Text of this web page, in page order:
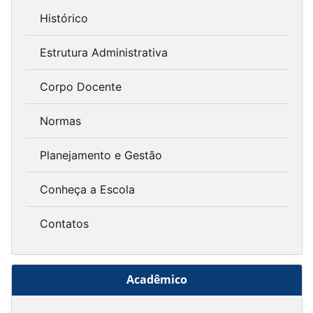
Histórico
Estrutura Administrativa
Corpo Docente
Normas
Planejamento e Gestão
Conheça a Escola
Contatos
Acadêmico